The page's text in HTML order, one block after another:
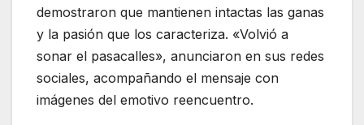
demostraron que mantienen intactas las ganas
y la pasión que los caracteriza. «Volvió a
sonar el pasacalles», anunciaron en sus redes
sociales, acompañando el mensaje con
imágenes del emotivo reencuentro.